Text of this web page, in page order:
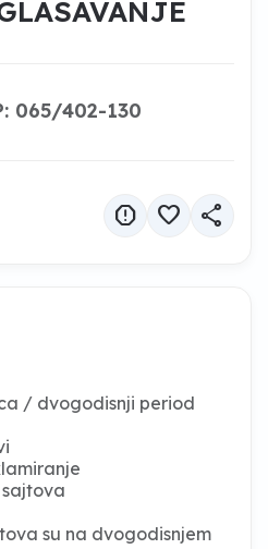
065/402-130
report favorite share
/ dvogodisnji period
sajtova
su na dvogodisnjem